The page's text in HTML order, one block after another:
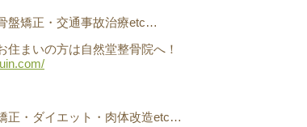
盤矯正・交通事故治療etc…
住まいの方は自然堂整骨院へ！
正・ダイエット・肉体改造etc…